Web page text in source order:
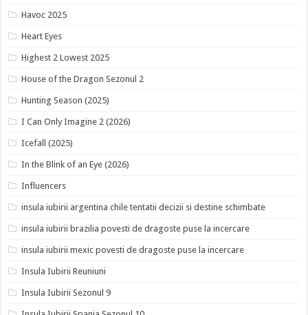
Havoc 2025
Heart Eyes
Highest 2 Lowest 2025
House of the Dragon Sezonul 2
Hunting Season (2025)
I Can Only Imagine 2 (2026)
Icefall (2025)
In the Blink of an Eye (2026)
Influencers
insula iubirii argentina chile tentatii decizii si destine schimbate
insula iubirii brazilia povesti de dragoste puse la incercare
insula iubirii mexic povesti de dragoste puse la incercare
Insula Iubirii Reuniuni
Insula Iubirii Sezonul 9